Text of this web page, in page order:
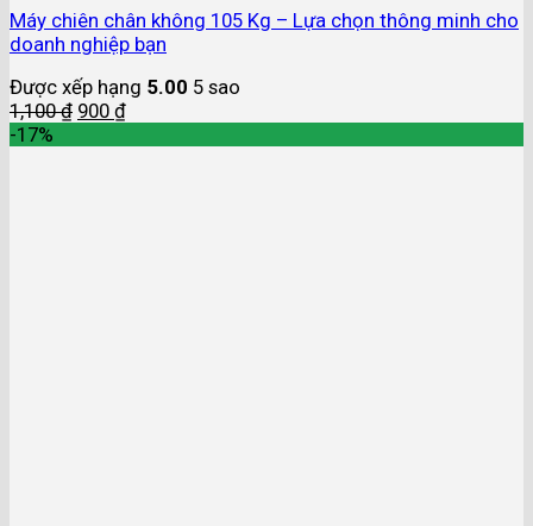
Máy chiên chân không 105 Kg – Lựa chọn thông minh cho
doanh nghiệp bạn
Được xếp hạng 5.00 5 sao
1,100₫ 900 ₫
-17%